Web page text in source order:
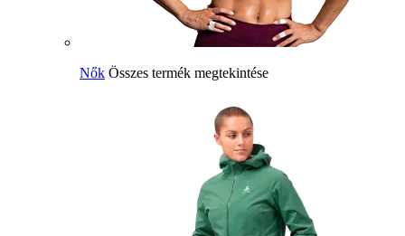
Nők Összes termék megtekintése